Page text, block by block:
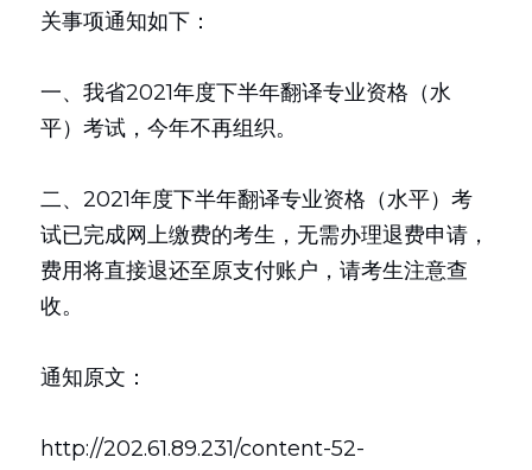
关事项通知如下：
一、我省2021年度下半年翻译专业资格（水
平）考试，今年不再组织。
二、2021年度下半年翻译专业资格（水平）考
试已完成网上缴费的考生，无需办理退费申请，
费用将直接退还至原支付账户，请考生注意查
收。
通知原文：
http://202.61.89.231/content-52-